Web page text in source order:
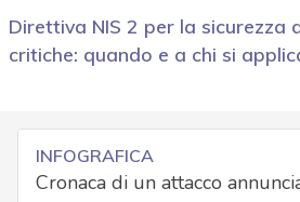
Direttiva NIS 2 per la sicurezza
critiche: quando e a chi si
INFOGRAFICA
Cronaca di un attacco